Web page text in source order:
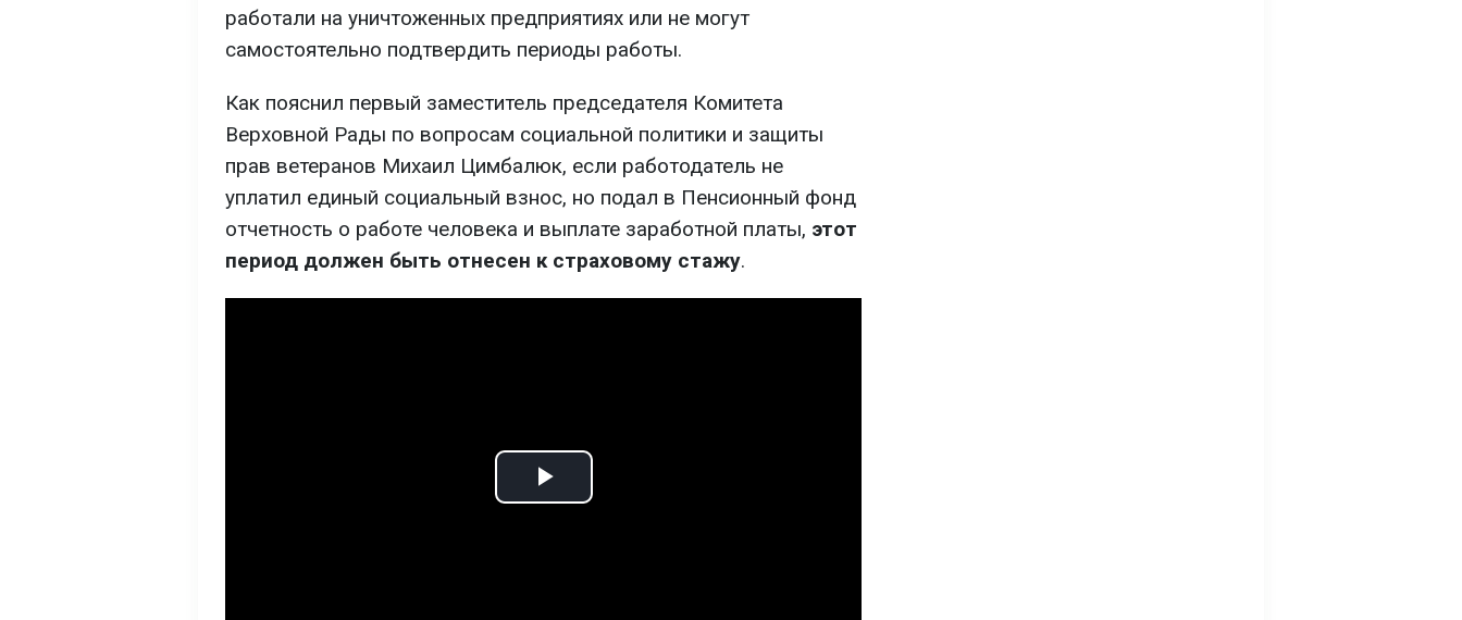
работали на уничтоженных предприятиях или не могут
самостоятельно подтвердить периоды работы.
Как пояснил первый заместитель председателя Комитета
Верховной Рады по вопросам социальной политики и защиты
прав ветеранов Михаил Цимбалюк, если работодатель не
уплатил единый социальный взнос, но подал в Пенсионный фонд
отчетность о работе человека и выплате заработной платы, этот
период должен быть отнесен к страховому стажу.
Play